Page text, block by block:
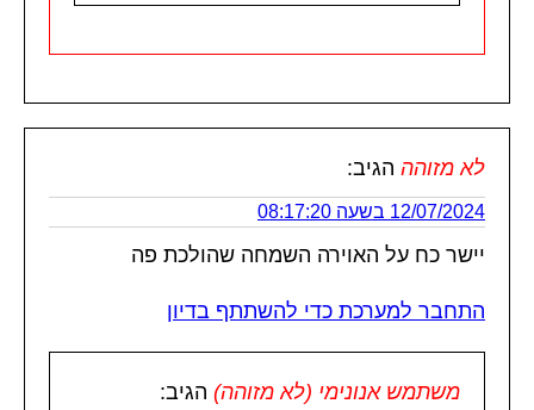
לא מזוהה הגיב:
12/07/2024 בשעה 08:17:20
יישר כח על האוירה השמחה שהולכת פה
התחבר למערכת כדי להשתתף בדיון
משתמש אנונימי (לא מזוהה) הגיב: